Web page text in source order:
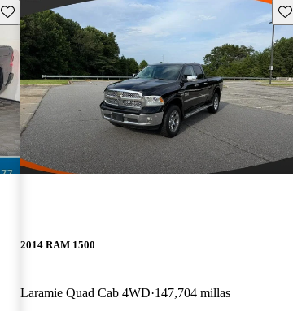
Guarda este Aviso
2014 RAM 1500
Laramie Quad Cab 4WD 147,704 millas